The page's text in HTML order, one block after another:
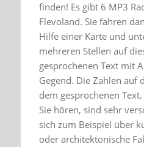
finden! Es gibt 6 MP3
Flevoland. Sie fahren
Hilfe einer Karte und
mehreren Stellen auf
gesprochenen Text mit
Gegend. Die Zahlen auf
dem gesprochenen
Sie hören, sind sehr
sich zum Beispiel über
oder architektonische